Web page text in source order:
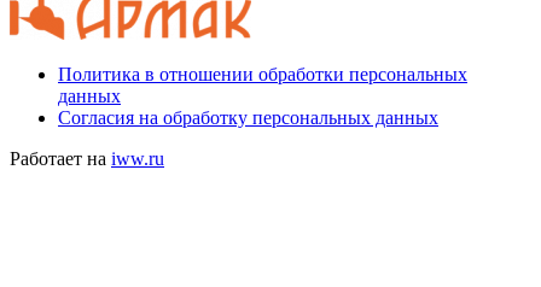
Политика в отношении обработки персональных
данных
Согласия на обработку персональных данных
Работает на iww.ru